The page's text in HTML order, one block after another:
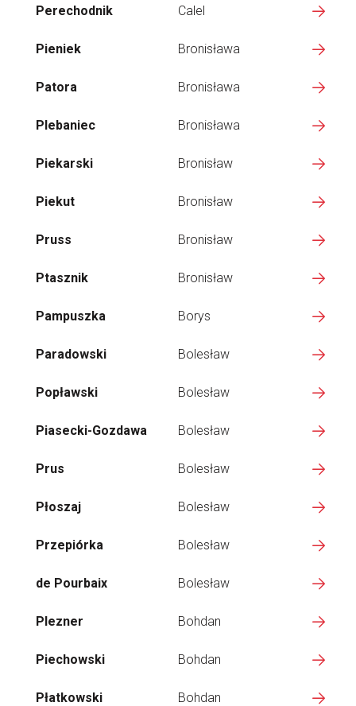
Perechodnik Calel
Pieniek Bronisława
Patora Bronisława
Plebaniec Bronisława
Piekarski Bronisław
Piekut Bronisław
Pruss Bronisław
Ptasznik Bronisław
Pampuszka Borys
Paradowski Bolesław
Popławski Bolesław
Piasecki-Gozdawa Bolesław
Prus Bolesław
Płoszaj Bolesław
Przepiórka Bolesław
de Pourbaix Bolesław
Plezner Bohdan
Piechowski Bohdan
Płatkowski Bohdan